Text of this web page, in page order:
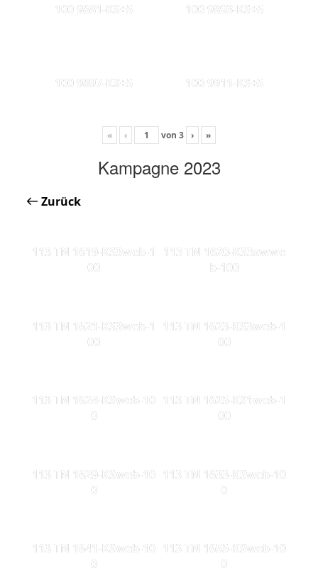
100 9881-KS+5 100 9893-KS+5
100 9897-KS+5 100 9911-KS+5
« ‹ von 3 › »
Kampagne 2023
Zurück
113 TN 1619-KS3web-1
00
113 TN 1620-KS3swwe
b-100
113 TN 1621-KS3web-1
00
113 TN 1623-KS3web-1
00
113 TN 1624-KSweb-10
0
113 TN 1625-KS1web-1
00
113 TN 1629-KSweb-10
0
113 TN 1633-KSweb-10
0
113 TN 1641-KSweb-10
0
113 TN 1655-KSweb-10
0